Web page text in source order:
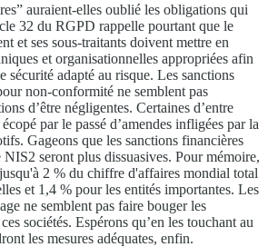
auraient-elles oublié les obligations qui
32 du RGPD rappelle pourtant que le
et ses sous-traitants doivent mettre en
et organisationnelles appropriées afin
sécurité adapté au risque. Les sanctions
non-conformité ne semblent pas
d’être négligentes. Certaines d’entre
par le passé d’amendes infligées par la
Gageons que les sanctions financières
seront plus dissuasives. Pour mémoire,
2 % du chiffre d'affaires mondial total
et 1,4 % pour les entités importantes. Les
ne semblent pas faire bouger les
sociétés. Espérons qu’en les touchant au
les mesures adéquates, enfin.